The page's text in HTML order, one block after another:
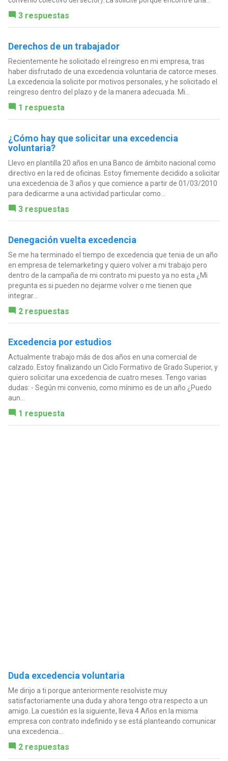
3 respuestas
Derechos de un trabajador
Recientemente he solicitado el reingreso en mi empresa, tras
haber disfrutado de una excedencia voluntaria de catorce meses.
La excedencia la solicite por motivos personales, y he solicitado el
reingreso dentro del plazo y de la manera adecuada. Mi...
1 respuesta
¿Cómo hay que solicitar una excedencia
voluntaria?
Llevo en plantilla 20 años en una Banco de ámbito nacional como
directivo en la red de oficinas. Estoy fimemente decidido a solicitar
una excedencia de 3 años y que comience a partir de 01/03/2010
para dedicarme a una actividad particular como...
3 respuestas
Denegación vuelta excedencia
Se me ha terminado el tiempo de excedencia que tenia de un año
en empresa de telemarketing y quiero volver a mi trabajo pero
dentro de la campaña de mi contrato mi puesto ya no esta ¿Mi
pregunta es si pueden no dejarme volver o me tienen que
integrar...
2 respuestas
Excedencia por estudios
Actualmente trabajo más de dos años en una comercial de
calzado. Estoy finalizando un Ciclo Formativo de Grado Superior, y
quiero solicitar una excedencia de cuatro meses. Tengo varias
dudas: - Según mi convenio, como mínimo es de un año ¿Puedo
aun...
1 respuesta
Duda excedencia voluntaria
Me dirijo a ti porque anteriormente resolviste muy
satisfactoriamente una duda y ahora tengo otra respecto a un
amigo. La cuestión es la siguiente, lleva 4 Años en la misma
empresa con contrato indefinido y se está planteando comunicar
una excedencia...
2 respuestas